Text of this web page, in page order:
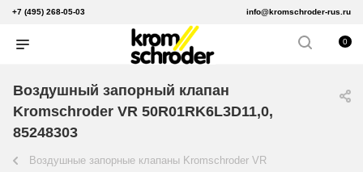
+7 (495) 268-05-03 info@kromschroder-rus.ru
0
Воздушный запорный клапан
Kromschroder VR 50R01RK6L3D11,0,
85248303
Воздушные запорные клапаны Kromschroder VR